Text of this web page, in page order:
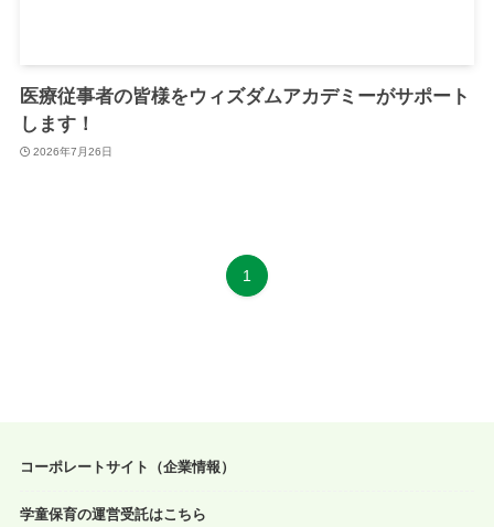
医療従事者の皆様をウィズダムアカデミーがサポート
します！
2026年7月26日
1
コーポレートサイト（企業情報）
学童保育の運営受託はこちら